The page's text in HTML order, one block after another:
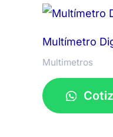
Multímetro
Multimetros